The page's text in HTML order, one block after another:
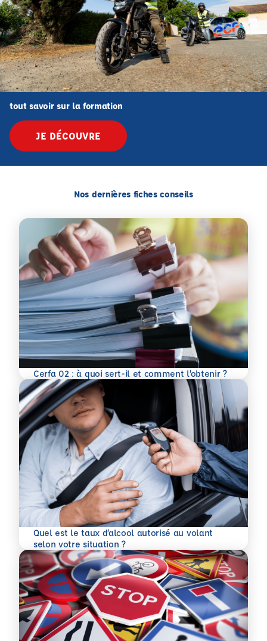
tout savoir sur la formation
JE DÉCOUVRE
Nos dernières fiches conseils
Cerfa 02 : à quoi sert-il et comment l’obtenir ?
En savoir plus
Quel est le taux d’alcool autorisé au volant
selon votre situation ?
En savoir plus